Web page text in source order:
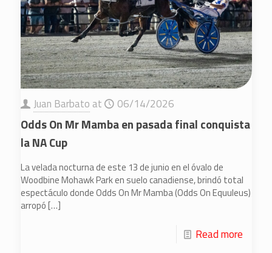
Juan Barbato at 06/14/2026
Odds On Mr Mamba en pasada final conquista
la NA Cup
La velada nocturna de este 13 de junio en el óvalo de
Woodbine Mohawk Park en suelo canadiense, brindó total
espectáculo donde Odds On Mr Mamba (Odds On Equuleus)
arropó[…]
Read more